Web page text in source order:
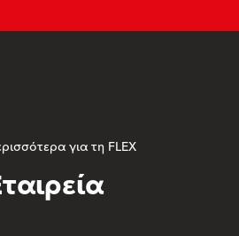
για τη FLEX